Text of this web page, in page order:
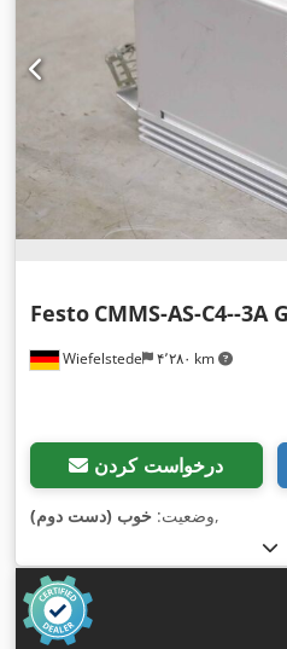
Wiefelstede ۴٬۲۸۰ km
Festo CMMS-AS-C4--3A
درخواست کردن
وضعیت: خوب (دست دوم) ,